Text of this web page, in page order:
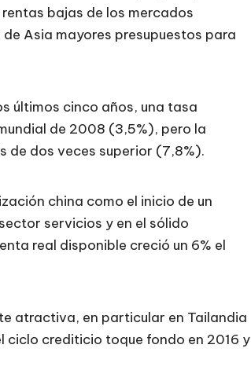
bajas de los mercados
Asia mayores presupuestos para
últimos cinco años, una tasa
de 2008 (3,5%), pero la
de dos veces superior (7,8%).
china como el inicio de un
servicios y en el sólido
real disponible creció un 6% el
atractiva, en particular en Tailandia
ciclo crediticio toque fondo en 2016 y